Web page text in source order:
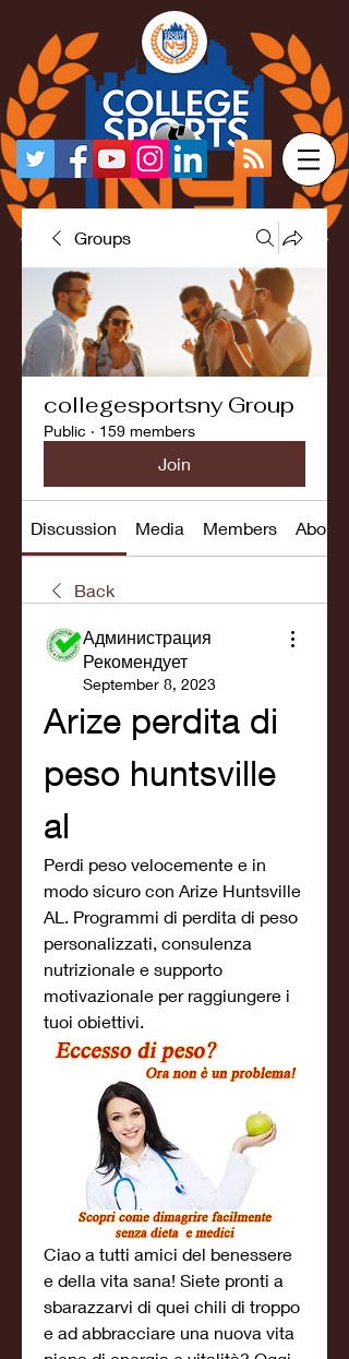
Groups
collegesportsny Group
Public · 159 members
Join
Discussion Media Members About
Back
Администрация
Рекомендует
September 8, 2023
Arize perdita di
peso huntsville
al
Perdi peso velocemente e in
modo sicuro con Arize Huntsville
AL. Programmi di perdita di peso
personalizzati, consulenza
nutrizionale e supporto
motivazionale per raggiungere i
tuoi obiettivi.
Ciao a tutti amici del benessere
e della vita sana! Siete pronti a
sbarazzarvi di quei chili di troppo
e ad abbracciare una nuova vita